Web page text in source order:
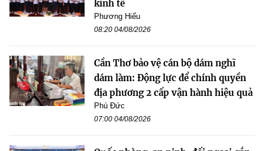
kinh tế
Phương Hiếu
08:20 04/08/2026
Cần Thơ bảo vệ cán bộ dám nghĩ
dám làm: Động lực để chính quyền
địa phương 2 cấp vận hành hiệu quả
Phú Đức
07:00 04/08/2026